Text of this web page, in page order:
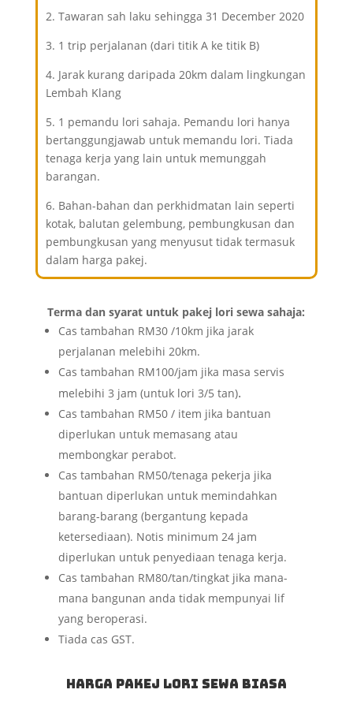
2. Tawaran sah laku sehingga 31 December 2020
3. 1 trip perjalanan (dari titik A ke titik B)
4. Jarak kurang daripada 20km dalam lingkungan
Lembah Klang
5. 1 pemandu lori sahaja. Pemandu lori hanya
bertanggungjawab untuk memandu lori. Tiada
tenaga kerja yang lain untuk memunggah
barangan.
6. Bahan-bahan dan perkhidmatan lain seperti
kotak, balutan gelembung, pembungkusan dan
pembungkusan yang menyusut tidak termasuk
dalam harga pakej.
Terma dan syarat untuk pakej lori sewa sahaja:
Cas tambahan RM30 /10km jika jarak
perjalanan melebihi 20km.
Cas tambahan RM100/jam jika masa servis
melebihi 3 jam (untuk lori 3/5 tan).
Cas tambahan RM50 / item jika bantuan
diperlukan untuk memasang atau
membongkar perabot.
Cas tambahan RM50/tenaga pekerja jika
bantuan diperlukan untuk memindahkan
barang-barang (bergantung kepada
ketersediaan). Notis minimum 24 jam
diperlukan untuk penyediaan tenaga kerja.
Cas tambahan RM80/tan/tingkat jika mana-
mana bangunan anda tidak mempunyai lif
yang beroperasi.
Tiada cas GST.
Harga Pakej Lori Sewa Biasa